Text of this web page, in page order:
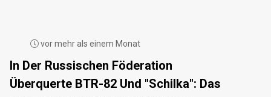
vor mehr als einem Monat
In Der Russischen Föderation
Überquerte BTR-82 Und "Schilka": Das